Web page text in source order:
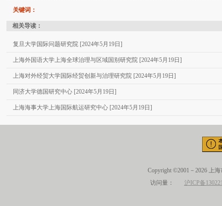
关键词：
相关导读：
复旦大学国际问题研究院 [2024年5月19日]
上海外国语大学上海全球治理与区域国别研究院 [2024年5月19日]
上海对外经贸大学国际经贸创新与治理研究院 [2024年5月19日]
同济大学德国研究中心 [2024年5月19日]
上海海事大学上海国际航运研究中心 [2024年5月19日]
Copyright ©2001－2026 上
访问量： 沪ICP备